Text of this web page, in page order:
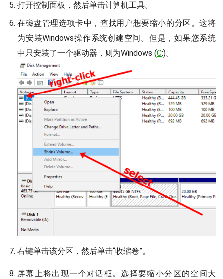
打开控制面板，然后单击计算机工具。
在磁盘管理选项卡中，查找用户想要缩小的分区。这将
为安装Windows操作系统创建空间。但是，如果您系统
中只安装了一个驱动器，则为Windows (C:)。
右键单击该分区，然后单击“收缩卷”。
屏幕上将出现一个对话框。选择要缩小分区的空间大